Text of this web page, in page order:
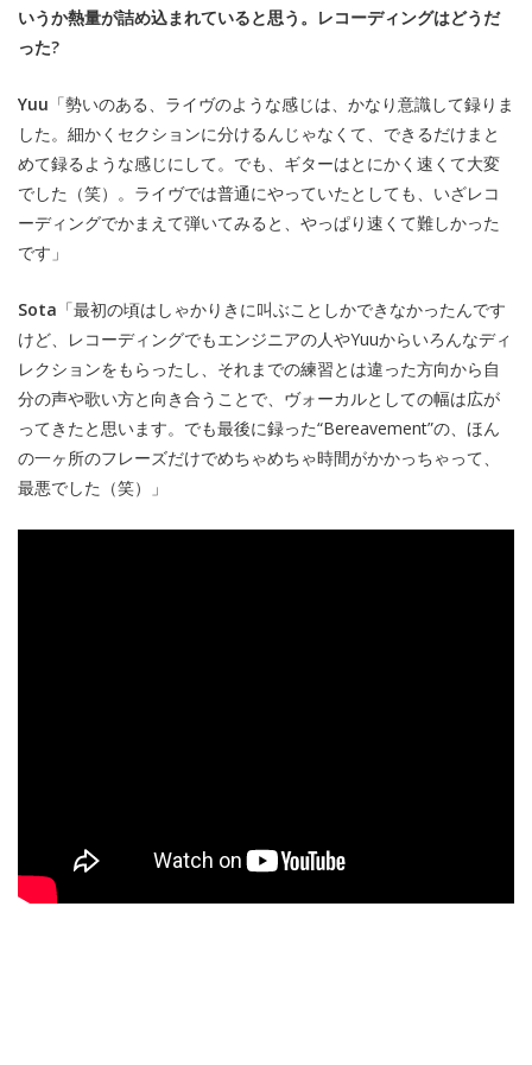
いうか熱量が詰め込まれていると思う。レコーディングはどうだ
った?
Yuu 「勢いのある、ライヴのような感じは、かなり意識して録りま
した。細かくセクションに分けるんじゃなくて、できるだけまと
めて録るような感じにして。でも、ギターはとにかく速くて大変
でした（笑）。ライヴでは普通にやっていたとしても、いざレコ
ーディングでかまえて弾いてみると、やっぱり速くて難しかった
です」
Sota 「最初の頃はしゃかりきに叫ぶことしかできなかったんです
けど、レコーディングでもエンジニアの人やYuuからいろんなディ
レクションをもらったし、それまでの練習とは違った方向から自
分の声や歌い方と向き合うことで、ヴォーカルとしての幅は広が
ってきたと思います。でも最後に録った“Bereavement”の、ほん
の一ヶ所のフレーズだけでめちゃめちゃ時間がかかっちゃって、
最悪でした（笑）」